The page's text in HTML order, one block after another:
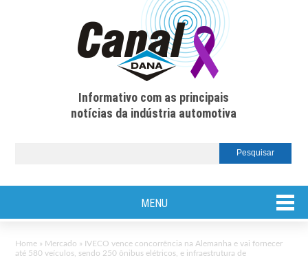
Informativo com as principais
notícias da indústria automotiva
MENU
Home » Mercado » IVECO vence concorrência na Alemanha e vai fornecer
até 580 veículos, sendo 250 ônibus elétricos, e infraestrutura de